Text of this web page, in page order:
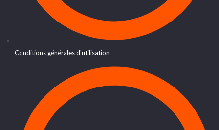
Conditions générales d'utilisation